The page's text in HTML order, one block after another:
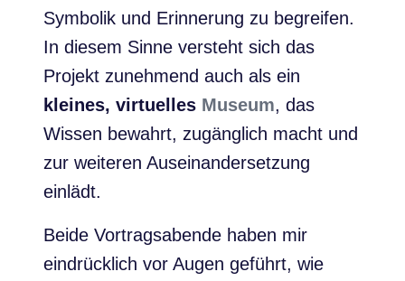
Symbolik und Erinnerung zu begreifen.
In diesem Sinne versteht sich das
Projekt zunehmend auch als ein
kleines, virtuelles Museum, das
Wissen bewahrt, zugänglich macht und
zur weiteren Auseinandersetzung
einlädt.
Beide Vortragsabende haben mir
eindrücklich vor Augen geführt, wie